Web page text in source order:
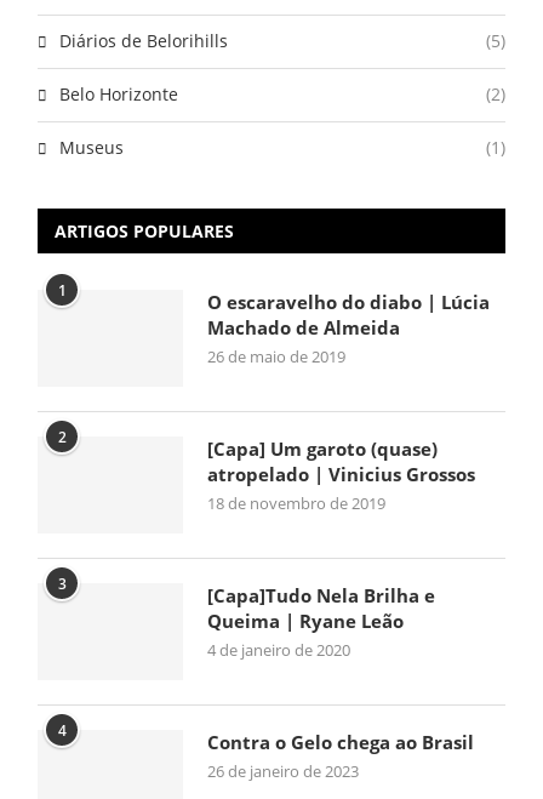
Diários de Belorihills (5)
Belo Horizonte (2)
Museus (1)
ARTIGOS POPULARES
1
O escaravelho do diabo | Lúcia
Machado de Almeida
26 de maio de 2019
2
[Capa] Um garoto (quase)
atropelado | Vinicius Grossos
18 de novembro de 2019
3
[Capa]Tudo Nela Brilha e
Queima | Ryane Leão
4 de janeiro de 2020
4 Contra o Gelo chega ao Brasil
26 de janeiro de 2023